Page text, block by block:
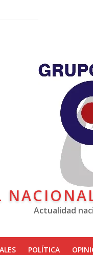
Actualidad
POLÍTICA